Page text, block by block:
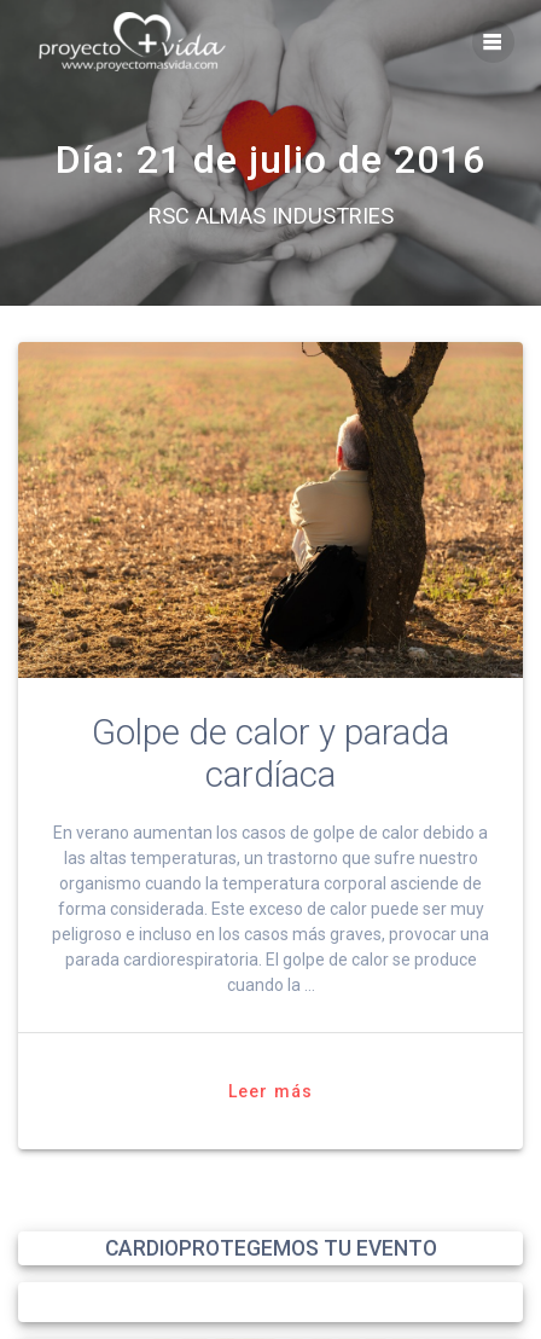
contenido
Día: 21 de julio de 2016
RSC ALMAS INDUSTRIES
Golpe de calor y parada
cardíaca
En verano aumentan los casos de golpe de calor debido a
las altas temperaturas, un trastorno que sufre nuestro
organismo cuando la temperatura corporal asciende de
forma considerada. Este exceso de calor puede ser muy
peligroso e incluso en los casos más graves, provocar una
parada cardiorespiratoria. El golpe de calor se produce
cuando la …
Leer más
CARDIOPROTEGEMOS TU EVENTO